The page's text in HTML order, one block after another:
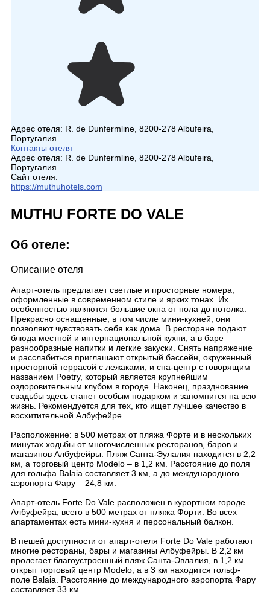
Адрес отеля: R. de Dunfermline, 8200-278 Albufeira,
Португалия
Контакты отеля
Адрес отеля: R. de Dunfermline, 8200-278 Albufeira,
Португалия
Сайт отеля:
https://muthuhotels.com
MUTHU FORTE DO VALE
Об отеле:
Описание отеля
Апарт-отель предлагает светлые и просторные номера,
оформленные в современном стиле и ярких тонах. Их
особенностью являются большие окна от пола до потолка.
Прекрасно оснащенные, в том числе мини-кухней, они
позволяют чувствовать себя как дома. В ресторане подают
блюда местной и интернациональной кухни, а в баре –
разнообразные напитки и легкие закуски. Снять напряжение
и расслабиться приглашают открытый бассейн, окруженный
просторной террасой с лежаками, и спа-центр с говорящим
названием Poetry, который является крупнейшим
оздоровительным клубом в городе. Наконец, празднование
свадьбы здесь станет особым подарком и запомнится на всю
жизнь. Рекомендуется для тех, кто ищет лучшее качество в
восхитительной Албуфейре.
Расположение: в 500 метрах от пляжа Форте и в нескольких
минутах ходьбы от многочисленных ресторанов, баров и
магазинов Албуфейры. Пляж Санта-Эулалия находится в 2,2
км, а торговый центр Modelo – в 1,2 км. Расстояние до поля
для гольфа Balaia составляет 3 км, а до международного
аэропорта Фару – 24,8 км.
Апарт-отель Forte Do Vale расположен в курортном городе
Албуфейра, всего в 500 метрах от пляжа Форти. Во всех
апартаментах есть мини-кухня и персональный балкон.
В пешей доступности от апарт-отеля Forte Do Vale работают
многие рестораны, бары и магазины Албуфейры. В 2,2 км
пролегает благоустроенный пляж Санта-Эвлалия, в 1,2 км
открыт торговый центр Modelo, а в 3 км находится гольф-
поле Balaia. Расстояние до международного аэропорта Фару
составляет 33 км.